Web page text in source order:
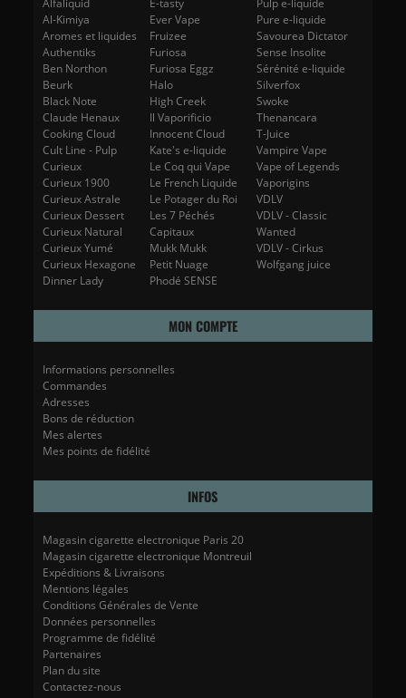
Alfaliquid
Al-Kimiya
Aromes et liquides
Authentiks
Ben Northon
Beurk
Black Note
Claude Henaux
Cooking Cloud
Cult Line - Pulp
Curieux
Curieux 1900
Curieux Astrale
Curieux Dessert
Curieux Natural
Curieux Yumé
Curieux Hexagone
Dinner Lady
E-tasty
Ever Vape
Fruizee
Furiosa
Furiosa Eggz
Halo
High Creek
Il Vaporificio
Innocent Cloud
Kate's e-liquide
Le Coq qui Vape
Le French Liquide
Le Potager du Roi
Les 7 Péchés
Capitaux
Mukk Mukk
Petit Nuage
Phodé SENSE
Pulp e-liquide
Pure e-liquide
Savourea Dictator
Sense Insolite
Sérénité e-liquide
Silverfox
Swoke
Thenancara
T-Juice
Vampire Vape
Vape of Legends
Vaporigins
VDLV
VDLV - Classic
Wanted
VDLV - Cirkus
Wolfgang juice
MON COMPTE
Informations personnelles
Commandes
Adresses
Bons de réduction
Mes alertes
Mes points de fidélité
INFOS
Magasin cigarette electronique Paris 20
Magasin cigarette electronique Montreuil
Expéditions & Livraisons
Mentions légales
Conditions Générales de Vente
Données personnelles
Programme de fidélité
Partenaires
Plan du site
Contactez-nous